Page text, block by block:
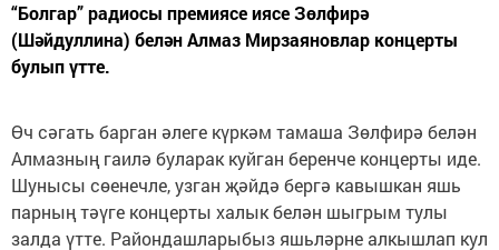
“Болгар” радиосы премиясе иясе Зөлфирә
(Шәйдуллина) белән Алмаз Мирзаяновлар концерты
булып үтте.
Өч сәгать барган әлеге күркәм тамаша Зөлфирә белән
Алмазның гаилә буларак куйган беренче концерты иде.
Шунысы сөенечле, узган җәйдә бергә кавышкан яшь
парның тәүге концерты халык белән шыгрым тулы
залда үтте. Райондашларыбыз яшьләрне алкышлап кул